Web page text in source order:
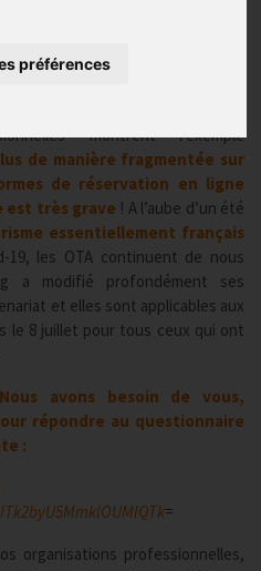
préférences
montrent l’exemple
de manière fragmentée sur
de réservation en ligne
est très grave ! A l’aube d’un été
essentiellement français
les OTA continuent de nous
a modifié profondément ses
et elles sont applicables aux
le 8 juillet pour tous ceux qui ont
avons besoin de vous,
répondre au questionnaire
:
=
organisations professionnelles,